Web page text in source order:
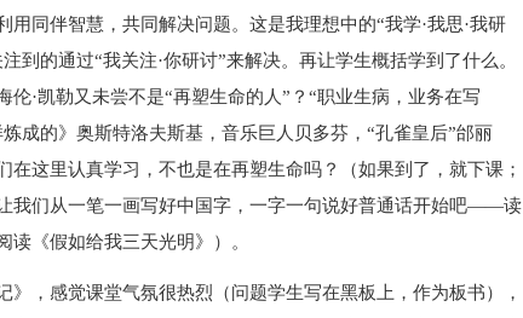
同伴智慧，共同解决问题。这是我理想中的“我学·我思·我研
到的通过“我关注·你研讨”来解决。再让学生概括学到了什么。
·凯勒又未尝不是“再塑生命的人”？“职业生病，业务在写
成的》奥斯特洛夫斯基，音乐巨人贝多芬，“孔雀皇后”邰丽
这里认真学习，不也是在再塑生命吗？（如果到了，就下课；
我们从一笔一画写好中国字，一字一句说好普通话开始吧——读
《假如给我三天光明》）。
》，感觉课堂气氛很热烈（问题学生写在黑板上，作为板书），